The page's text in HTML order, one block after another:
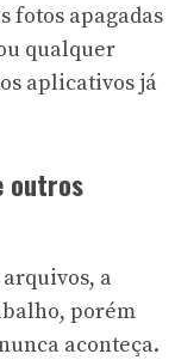
fotos apagadas
qualquer
aplicativos já
outros
a
porém
aconteça.